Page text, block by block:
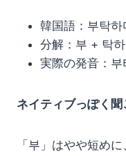
韓国語：부탁하
分解：부 + 탁
実際の発音：부
ネイティブっぽく聞
「부」はやや短め